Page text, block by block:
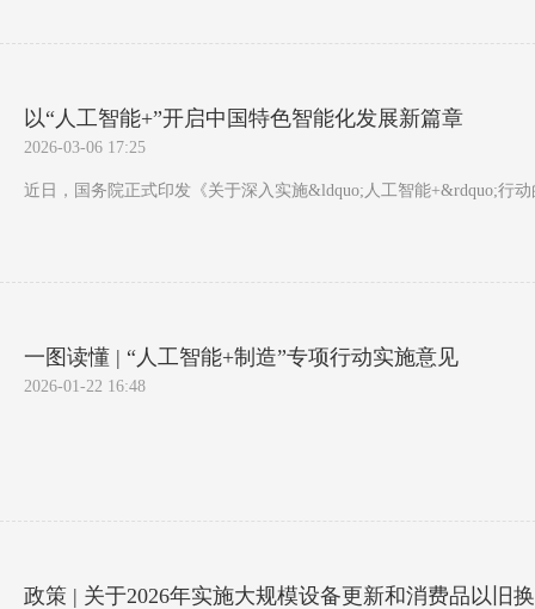
以“人工智能+”开启中国特色智能化发展新篇章
2026-03-06 17:25
近日，国务院正式印发《关于深入实施&ldquo;人工智能+&rdquo;行
一图读懂 | “人工智能+制造”专项行动实施意见
2026-01-22 16:48
政策 | 关于2026年实施大规模设备更新和消费品以旧